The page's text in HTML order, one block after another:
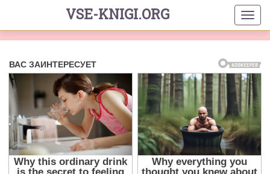
VSE-KNIGI.ORG